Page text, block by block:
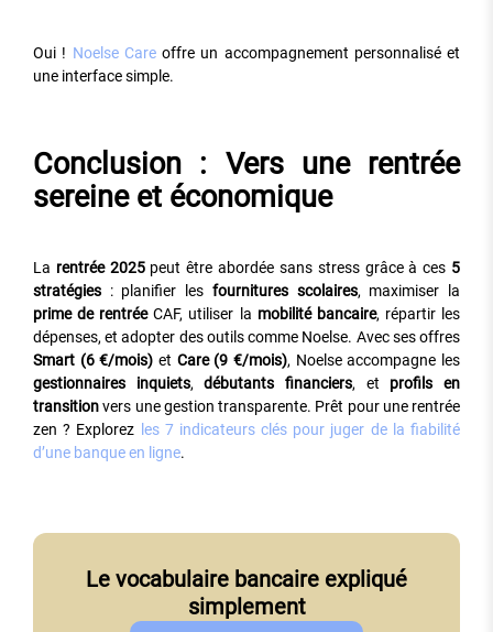
Oui ! Noelse Careoffre un accompagnement personnalisé et
une interface simple.
Conclusion : Vers une rentrée
sereine et économique
La rentrée 2025peut être abordée sans stress grâce à ces 5
stratégies : planifier les fournitures scolaires, maximiser la
prime de rentréeCAF, utiliser la mobilité bancaire, répartir les
dépenses, et adopter des outils comme Noelse. Avec ses offres
Smart (6 €/mois) et Care (9 €/mois), Noelse accompagne les
gestionnaires inquiets,débutants financiers, et profils en
transitionvers une gestion transparente. Prêt pour une rentrée
zen ? Explorez les 7 indicateurs clés pour juger de la fiabilité
d’une banque en ligne.
Le vocabulaire bancaire expliqué
simplement